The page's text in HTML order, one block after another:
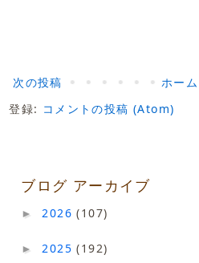
次の投稿
ホーム
登録: コメントの投稿 (Atom)
ブログ アーカイブ
► 2026(107)
► 2025(192)